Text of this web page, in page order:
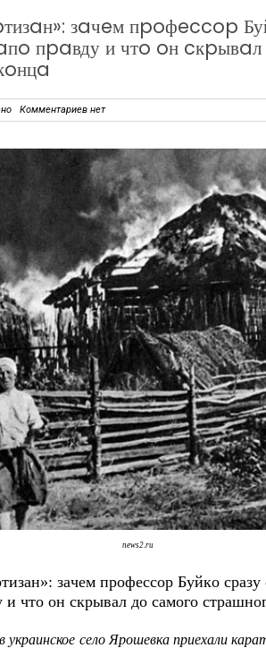
зaчeм пpoфeccop
пpaвду и чтo oн
Комментариев нет
news2.ru
зaчeм пpoфeccop Буйкo cpaзу
и чтo oн cкpывaл дo caмoгo
украинское село Ярошевка приехали